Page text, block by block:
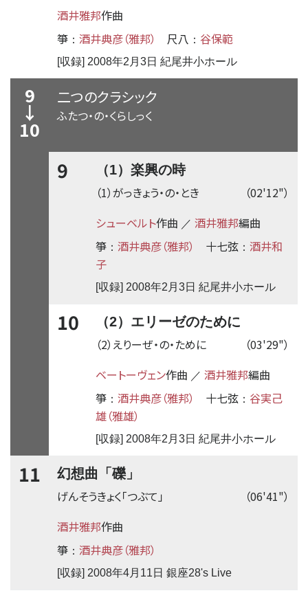
酒井雅邦作曲
箏 ： 酒井典彦（雅邦） 尺八 ： 谷保範
[収録] 2008年2月3日 紀尾井小ホール
9
↓
10
二つのクラシック
ふたつ・の・くらしっく
9 （1）楽興の時
（02'12"）
（1）がっきょう・の・とき
シューベルト作曲 ／ 酒井雅邦編曲
箏 ： 酒井典彦（雅邦） 十七弦 ： 酒井和
子
[収録] 2008年2月3日 紀尾井小ホール
10 （2）エリーゼのために
（03'29"）
（2）えりーぜ・の・ために
ベートーヴェン作曲 ／ 酒井雅邦編曲
箏 ： 酒井典彦（雅邦） 十七弦 ： 谷実己
雄（雅雄）
[収録] 2008年2月3日 紀尾井小ホール
11 幻想曲「礫」
（06'41"）
げんそうきょく「つぶて」
酒井雅邦作曲
箏 ： 酒井典彦（雅邦）
[収録] 2008年4月11日 銀座28's Live